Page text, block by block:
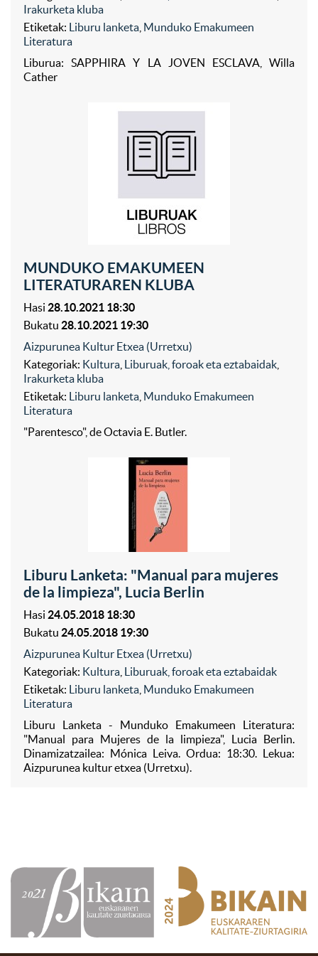
Irakurketa kluba
Etiketak: Liburu lanketa Munduko Emakumeen
Literatura
Liburua: SAPPHIRA Y LA JOVEN ESCLAVA, Willa
Cather
MUNDUKO EMAKUMEEN
LITERATURAREN KLUBA
Hasi 28.10.2021 18:30
Bukatu 28.10.2021 19:30
Aizpurunea Kultur Etxea (Urretxu)
Kategoriak: Kultura Liburuak, foroak eta eztabaidak
Irakurketa kluba
Etiketak: Liburu lanketa Munduko Emakumeen
Literatura
"Parentesco", de Octavia E. Butler.
Liburu Lanketa: "Manual para mujeres
de la limpieza", Lucia Berlin
Hasi 24.05.2018 18:30
Bukatu 24.05.2018 19:30
Aizpurunea Kultur Etxea (Urretxu)
Kategoriak: Kultura Liburuak, foroak eta eztabaidak
Etiketak: Liburu lanketa Munduko Emakumeen
Literatura
Liburu Lanketa - Munduko Emakumeen Literatura:
"Manual para Mujeres de la limpieza", Lucia Berlin.
Dinamizatzailea: Mónica Leiva. Ordua: 18:30. Lekua:
Aizpurunea kultur etxea (Urretxu).